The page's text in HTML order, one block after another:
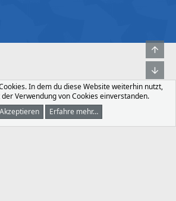
Dunkler Modus Anmelden
In dem du diese Website weiterhin nutzt,
Verwendung von Cookies einverstanden.
Akzeptieren
Erfahre mehr…